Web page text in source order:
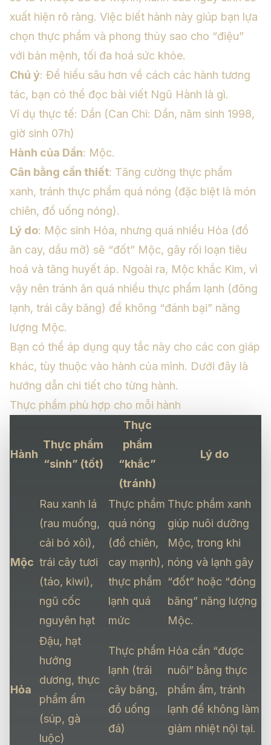
xuất hiện rõ ràng. Việc biết hành này giúp bạn lựa
chọn thực phẩm và phong thủy sao cho “điệu”
với bản mệnh, tối đa hoá sức khỏe.
Chú ý: Để hiểu sâu hơn về cách các hành tương
tác, bạn có thể đọc bài viết Ngũ Hành là gì.
Ví dụ thực tế: Dần (Can Chi: Dần, năm sinh 1998,
giờ sinh 07h)
Hành của Dần: Mộc.
Cân bằng cần thiết: Tăng cường thực phẩm
xanh, tránh thực phẩm quá nóng (đặc biệt là món
chiên, đồ uống nóng).
Lý do: Mộc sinh Hỏa, nhưng quá nhiều Hỏa (đồ
ăn cay, dầu mỡ) sẽ “đốt” Mộc, gây rối loạn tiêu
hoá và tăng huyết áp. Ngoài ra, Mộc khắc Kim, vì
vậy nên tránh ăn quá nhiều thực phẩm lạnh (đông
lạnh, trái cây băng) để không “đánh bại” năng
lượng Mộc.
Bạn có thể áp dụng quy tắc này cho các con giáp
khác, tùy thuộc vào hành của mình. Dưới đây là
hướng dẫn chi tiết cho từng hành.
Thực phẩm phù hợp cho mỗi hành
Hành
Thực phẩm
“sinh” (tốt)
Thực
phẩm
“khắc”
(tránh)
Lý do
Mộc
Rau xanh lá
(rau muống,
cải bó xôi),
trái cây tươi
(táo, kiwi),
ngũ cốc
nguyên hạt
Thực phẩm
quá nóng
(đồ chiên,
cay mạnh),
thực phẩm
lạnh quá
mức
Thực phẩm xanh
giúp nuôi dưỡng
Mộc, trong khi
nóng và lạnh gây
“đốt” hoặc “đóng
băng” năng lượng
Mộc.
Hỏa
Đậu, hạt
hướng
dương, thực
phẩm ấm
(súp, gà
luộc)
Thực phẩm
lạnh (trái
cây băng,
đồ uống
đá)
Hỏa cần “được
nuôi” bằng thực
phẩm ấm, tránh
lạnh để không làm
giảm nhiệt nội tại.